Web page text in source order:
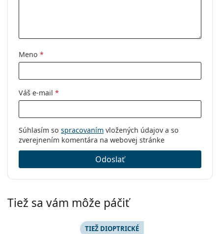
Meno *
Váš e-mail *
Súhlasím so spracovaním vložených údajov a so
zverejnením komentára na webovej stránke
Odoslať
Tiež sa vám môže páčiť
TIEŽ DIOPTRICKÉ